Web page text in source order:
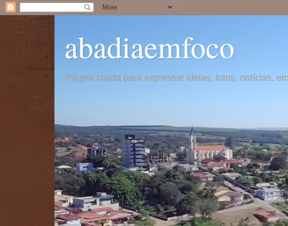
abadiaemfoco
Página criada para expressar ideias, fotos, notícias,